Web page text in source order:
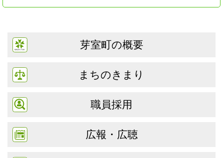
芽室町の概要
まちのきまり
職員採用
広報・広聴